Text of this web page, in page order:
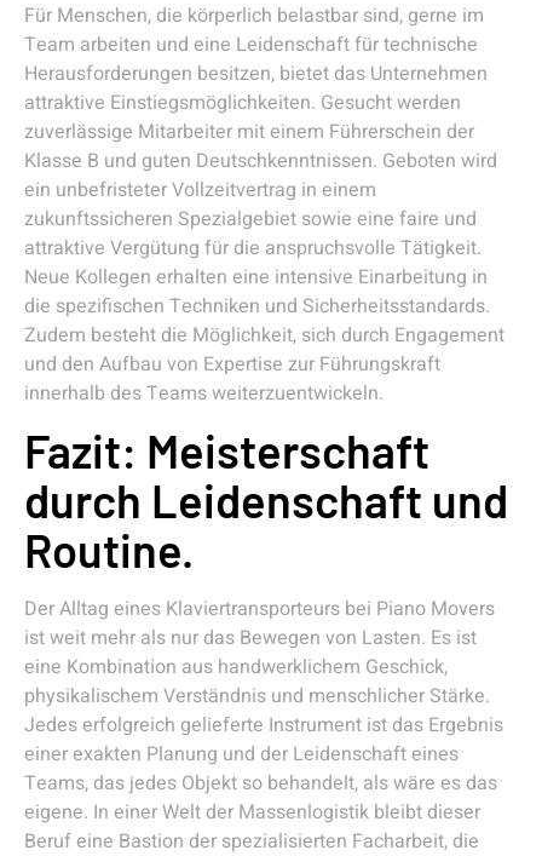
Für Menschen, die körperlich belastbar sind, gerne im
Team arbeiten und eine Leidenschaft für technische
Herausforderungen besitzen, bietet das Unternehmen
attraktive Einstiegsmöglichkeiten. Gesucht werden
zuverlässige Mitarbeiter mit einem Führerschein der
Klasse B und guten Deutschkenntnissen. Geboten wird
ein unbefristeter Vollzeitvertrag in einem
zukunftssicheren Spezialgebiet sowie eine faire und
attraktive Vergütung für die anspruchsvolle Tätigkeit.
Neue Kollegen erhalten eine intensive Einarbeitung in
die spezifischen Techniken und Sicherheitsstandards.
Zudem besteht die Möglichkeit, sich durch Engagement
und den Aufbau von Expertise zur Führungskraft
innerhalb des Teams weiterzuentwickeln.
Fazit: Meisterschaft
durch Leidenschaft und
Routine.
Der Alltag eines Klaviertransporteurs bei Piano Movers
ist weit mehr als nur das Bewegen von Lasten. Es ist
eine Kombination aus handwerklichem Geschick,
physikalischem Verständnis und menschlicher Stärke.
Jedes erfolgreich gelieferte Instrument ist das Ergebnis
einer exakten Planung und der Leidenschaft eines
Teams, das jedes Objekt so behandelt, als wäre es das
eigene. In einer Welt der Massenlogistik bleibt dieser
Beruf eine Bastion der spezialisierten Facharbeit, die